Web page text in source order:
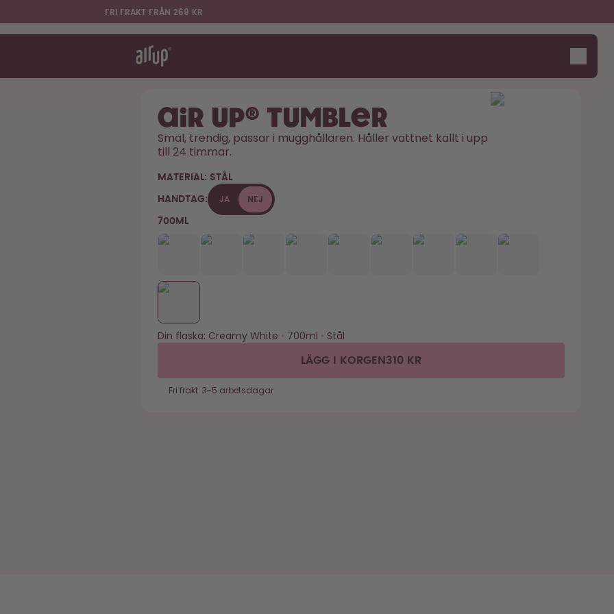
FRI FRAKT FRÅN 269 KR
Säg hej till "O"
air up® Tumbler
Smal, trendig, passar i mugghållaren. Håller vattnet kallt i upp
till 24 timmar.
MATERIAL: STÅL
HANDTAG: JA NEJ
700ML
Din flaska: Creamy White • 700ml • Stål
LÄGG I KORGEN 310 KR
Fri frakt: 3-5 arbetsdagar